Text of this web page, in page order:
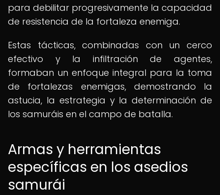
para debilitar progresivamente la capacidad
de resistencia de la fortaleza enemiga.
Estas tácticas, combinadas con un cerco
efectivo y la infiltración de agentes,
formaban un enfoque integral para la toma
de fortalezas enemigas, demostrando la
astucia, la estrategia y la determinación de
los samuráis en el campo de batalla.
Armas y herramientas
específicas en los asedios
samurái